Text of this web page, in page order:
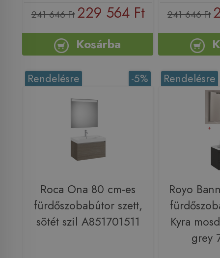
241 646 Ft 229 564 Ft
Kosárba
241 646 Ft
-5%
Rendelésre
Roca Ona 80 cm-es
fürdőszobabútor szett,
sötét szil A851701511
Rendelésre
Royo
Kyra
grey